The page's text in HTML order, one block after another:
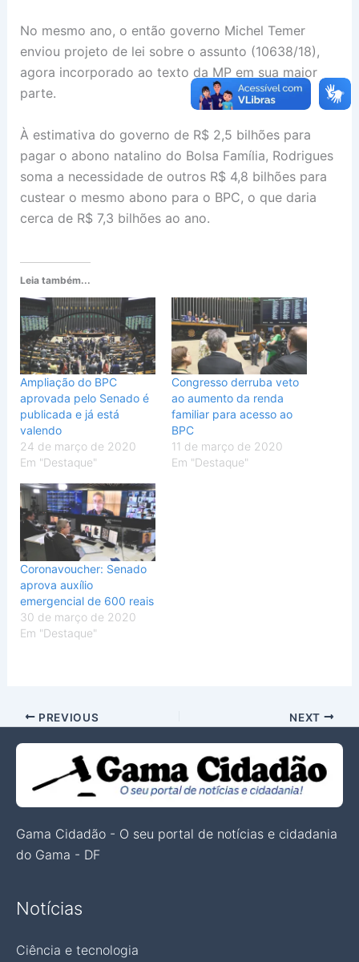
No mesmo ano, o então governo Michel Temer
enviou projeto de lei sobre o assunto (10638/18),
agora incorporado ao texto da MP em sua maior
parte.
À estimativa do governo de R$ 2,5 bilhões para
pagar o abono natalino do Bolsa Família, Rodrigues
soma a necessidade de outros R$ 4,8 bilhões para
custear o mesmo abono para o BPC, o que daria
cerca de R$ 7,3 bilhões ao ano.
Leia também...
Ampliação do BPC
aprovada pelo Senado é
publicada e já está
valendo
24 de março de 2020
Em "Destaque"
Congresso derruba veto
ao aumento da renda
familiar para acesso ao
BPC
11 de março de 2020
Em "Destaque"
Coronavoucher: Senado
aprova auxílio
emergencial de 600 reais
30 de março de 2020
Em "Destaque"
PREVIOUS NEXT
Gama Cidadão - O seu portal de notícias e cidadania
do Gama - DF
Notícias
Ciência e tecnologia